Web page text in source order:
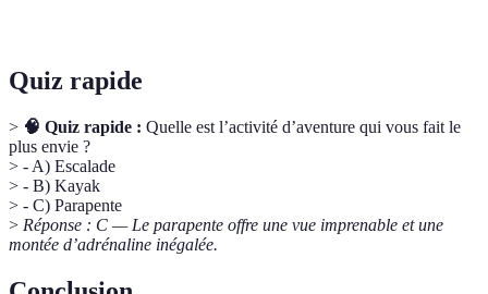
Quiz rapide
> 🧠 Quiz rapide : Quelle est l’activité d’aventure qui vous fait le
plus envie ?
> - A) Escalade
> - B) Kayak
> - C) Parapente
> Réponse : C — Le parapente offre une vue imprenable et une
montée d’adrénaline inégalée.